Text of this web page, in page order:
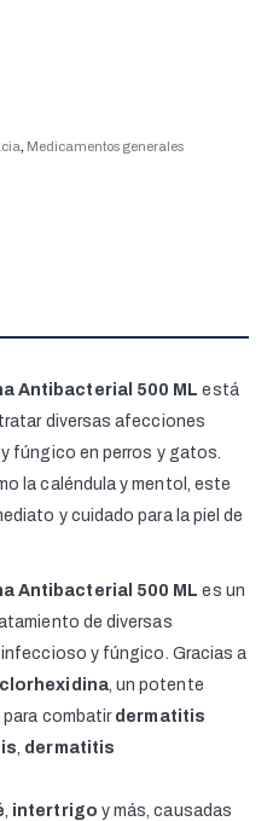
, Medicamentos generales
Antibacterial 500 MLestá
diversas afecciones
fúngico en perros y gatos.
la caléndula y mentol, este
y cuidado para la piel de
Antibacterial 500 ML es un
de diversas
y fúngico. Gracias a
, un potente
para combatir dermatitis
dermatitis
intertrigo y más, causadas